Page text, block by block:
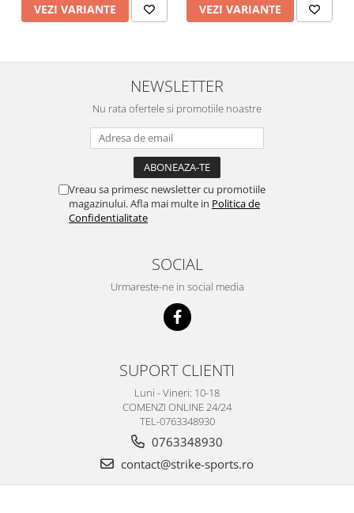
VEZI VARIANTE VEZI VARIANTE
NEWSLETTER
Nu rata ofertele si promotiile noastre
Vreau sa primesc newsletter cu promotiile
magazinului. Afla mai multe in Politica de
Confidentialitate
SOCIAL
Urmareste-ne in social media
SUPORT CLIENTI
Luni - Vineri: 10-18
COMENZI ONLINE 24/24
TEL-0763348930
0763348930
contact@strike-sports.ro